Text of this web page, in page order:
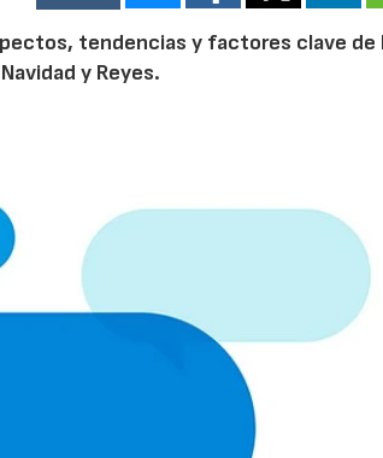
tendencias y factores clave de
y Reyes.